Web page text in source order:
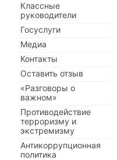
Классные
руководители
Госуслуги
Медиа
Контакты
Оставить отзыв
«Разговоры о
важном»
Противодействие
терроризму и
экстремизму
Антикоррупционная
политика